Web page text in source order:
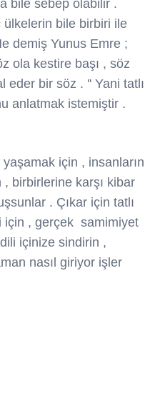
bile sebep olabilir .
bile birbiri ile
demiş Yunus Emre ;
ola kestire başı , söz
eder bir söz . '' Yani tatlı
anlatmak istemiştir .
için , insanların
birbirlerine karşı kibar
. Çıkar için tatlı
için , gerçek samimiyet
içinize sindirin ,
nasıl giriyor işler